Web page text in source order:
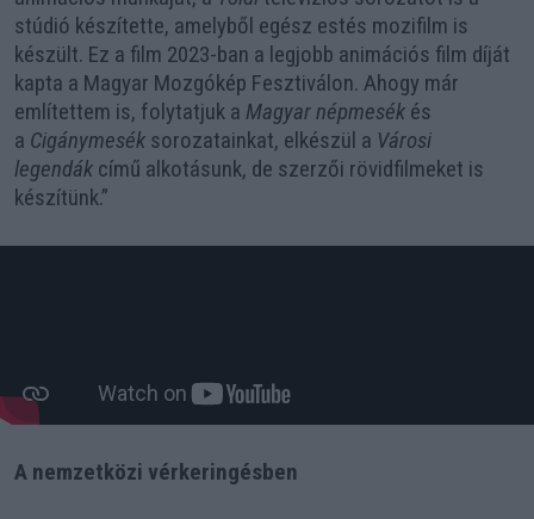
stúdió készítette, amelyből egész estés mozifilm is
készült. Ez a film 2023-ban a legjobb animációs film díját
kapta a Magyar Mozgókép Fesztiválon. Ahogy már
említettem is, folytatjuk a Magyar népmesék és
a Cigánymesék sorozatainkat, elkészül a Városi
legendák című alkotásunk, de szerzői rövidfilmeket is
készítünk.”
A nemzetközi vérkeringésben